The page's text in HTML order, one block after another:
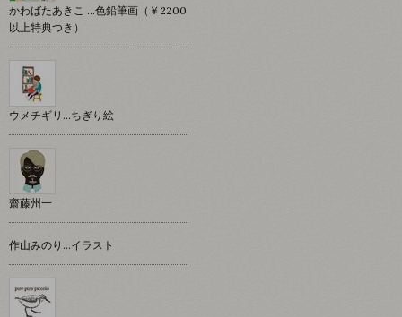
かわばたあきこ …色鉛筆画（￥2200
以上特典つき）
ウメチギリ…ちぎり絵
齋藤州一
作山みのり…イラスト